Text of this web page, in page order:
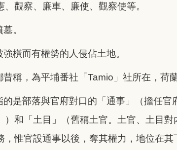
、觀察、廉車、廉使、觀察使等。
。
強橫而有權勢的人侵佔土地。
昔稱，為平埔番社「Tamio」社所在，荷
的是部落與官府對口的「通事」（擔任
）和「土目」（舊稱土官。土官、土目
，惟官設通事以後，奪其權力，地位在其